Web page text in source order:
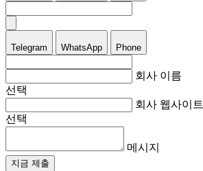
Telegram WhatsApp Phone
회사 이름
선택
회사 웹사이트
선택
메시지
지금 제출